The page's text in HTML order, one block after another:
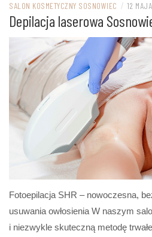
SALON KOSMETYCZNY SOSNOWIEC / 12
Depilacja laserowa
Fotoepilacja SHR – nowoczesna,
usuwania owłosienia W naszym
i niezwykle skuteczną metodę